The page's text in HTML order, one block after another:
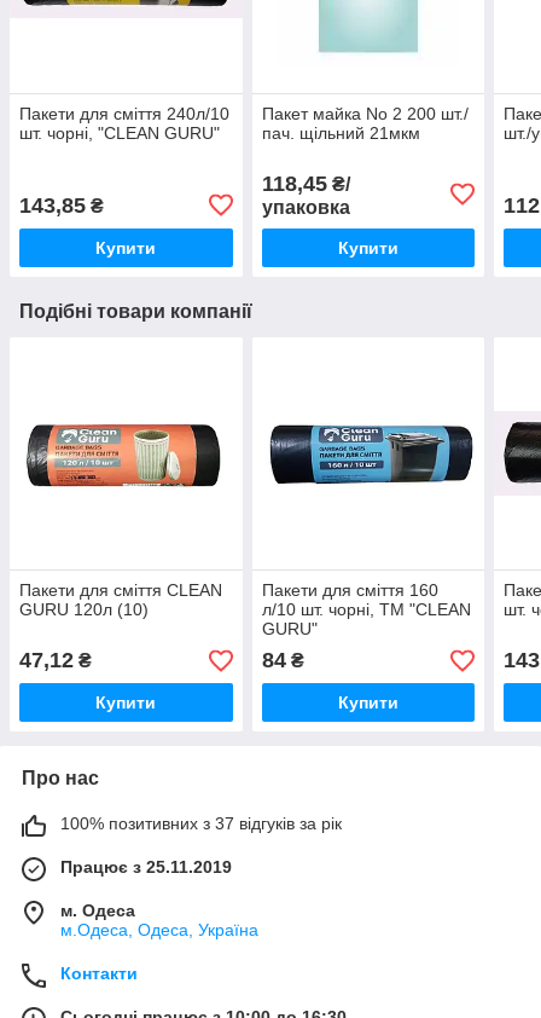
Пакети для сміття 240л/10
шт. чорні, "CLEAN GURU"
143,85 ₴
Купити
Пакет майка No 2 200 шт./
пач. щільний 21мкм
118,45₴/
упаковка
Купити
шт./
Подібні товари компанії
Пакети для сміття CLEAN
GURU 120л (10)
47,12 ₴
Купити
Пакети для сміття 160
л/10 шт. чорні, ТМ "CLEAN
GURU"
84₴
Купити
шт.
Про нас
100% позитивних з 37 відгуків за рік
Працює з 25.11.2019
м. Одеса
м.Одеса, Одеса, Україна
Контакти